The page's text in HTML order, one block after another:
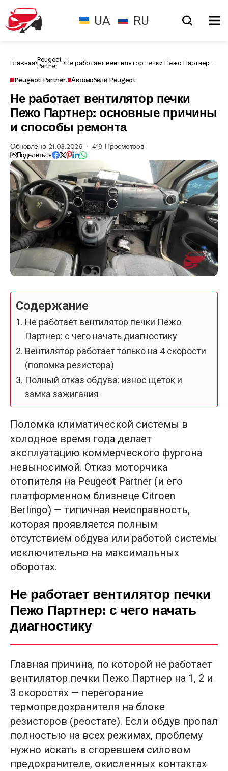
UA RU
Главная Peugeot
Partner
Не работает вентилятор печки Пежо Партнер:
Peugeot Partner
Автомобили Peugeot
Не работает вентилятор печки
Пежо Партнер: основные причины
и способы ремонта
Обновлено 21.03.2026 419 Просмотров
Поделиться
Содержание
Не работает вентилятор печки Пежо
Партнер: с чего начать диагностику
Вентилятор работает только на 4 скорости
(поломка резистора)
Полный отказ обдува: износ щеток и
замка зажигания
Поломка климатической системы в
холодное время года делает
эксплуатацию коммерческого фургона
невыносимой. Отказ моторчика
отопителя на Peugeot Partner (и его
платформенном близнеце Citroen
Berlingo) — типичная неисправность,
которая проявляется полным
отсутствием обдува или работой системы
исключительно на максимальных
оборотах.
Не работает вентилятор печки
Пежо Партнер: с чего начать
диагностику
Главная причина, по которой не работает
вентилятор печки Пежо Партнер на 1, 2 и
3 скоростях — перегорание
термопредохранителя на блоке
резисторов (реостате). Если обдув пропал
полностью на всех режимах, проблему
нужно искать в сгоревшем силовом
предохранителе, окисленных контактах